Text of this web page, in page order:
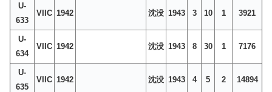
U-
633
VIIC 1942 沈没 1943 3 10 1 3921
U-
634
VIIC 1942 沈没 1943 8 30 1 7176
U-
635
VIIC 1942 沈没 1943 4 5 2 14894